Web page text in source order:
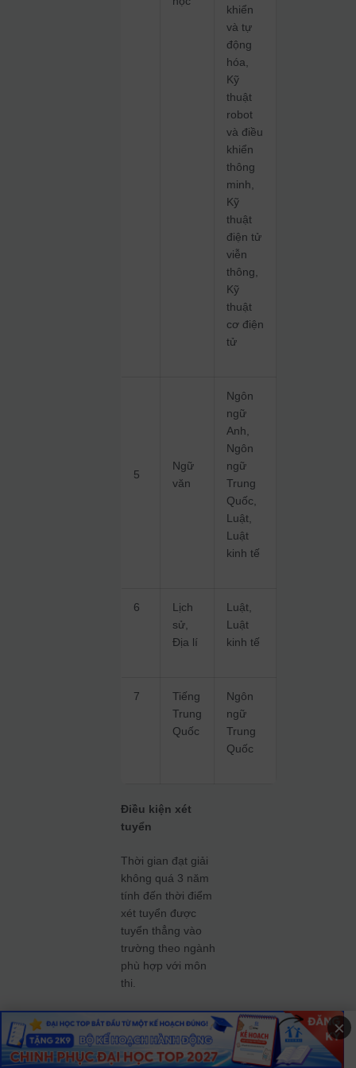
khiển
và tự
động
hóa,
Kỹ
thuật
robot
và điều
khiển
thông
minh,
Kỹ
thuật
điện tử
viễn
thông,
Kỹ
thuật
cơ điện
tử
5
Ngữ
văn
Ngôn
ngữ
Anh,
Ngôn
ngữ
Trung
Quốc,
Luật,
Luật
kinh tế
6
Lịch
sử,
Địa lí
Luật,
Luật
kinh tế
7
Tiếng
Trung
Quốc
Ngôn
ngữ
Trung
Quốc
Điều kiện xét
tuyển
Thời gian đạt giải
không quá 3 năm
tính đến thời điểm
xét tuyển được
tuyển thẳng vào
trường theo ngành
phù hợp với môn
thi.
Danh
sách
×